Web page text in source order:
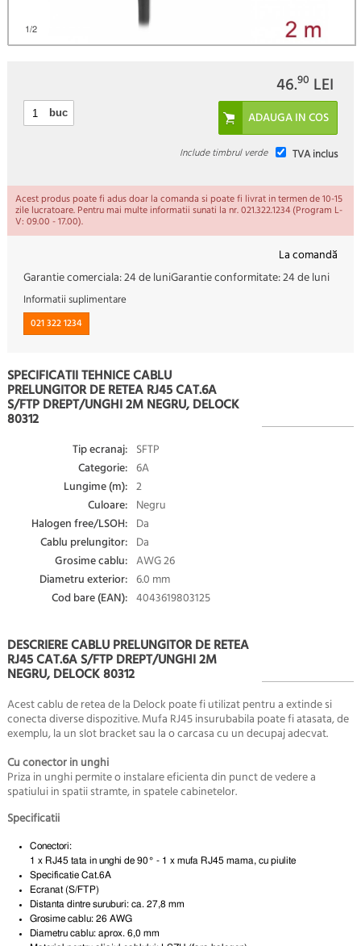
1/2
46.90 LEI
buc
TVA inclus
Include timbrul verde
Acest produs poate fi adus doar la comanda si poate fi livrat in termen de 10-15
zile lucratoare. Pentru mai multe informatii sunati la nr. 021.322.1234 (Program L-
V: 09.00 - 17.00).
La comandă
Garantie comerciala:24 de luniGarantie conformitate:24 de luni
Informatii suplimentare
021 322 1234
SPECIFICATII TEHNICE CABLU
PRELUNGITOR DE RETEA RJ45 CAT.6A
S/FTP DREPT/UNGHI 2M NEGRU, DELOCK
80312
Tip ecranaj: SFTP
Categorie: 6A
Lungime (m): 2
Culoare: Negru
Halogen free/LSOH: Da
Cablu prelungitor: Da
Grosime cablu: AWG 26
Diametru exterior: 6.0 mm
Cod bare (EAN): 4043619803125
DESCRIERE CABLU PRELUNGITOR DE RETEA
RJ45 CAT.6A S/FTP DREPT/UNGHI 2M
NEGRU, DELOCK 80312
Acest cablu de retea de la Delock poate fi utilizat pentru a extinde si
conecta diverse dispozitive. Mufa RJ45 insurubabila poate fi atasata, de
exemplu, la un slot bracket sau la o carcasa cu un decupaj adecvat.
Cu conector in unghi
Priza in unghi permite o instalare eficienta din punct de vedere a
spatiului in spatii stramte, in spatele cabinetelor.
Specificatii
Conectori:
1 x RJ45 tata in unghi de 90° - 1 x mufa RJ45 mama, cu piulite
Specificatie Cat.6A
Ecranat (S/FTP)
Distanta dintre suruburi: ca. 27,8 mm
Grosime cablu: 26 AWG
Diametru cablu: aprox. 6,0 mm